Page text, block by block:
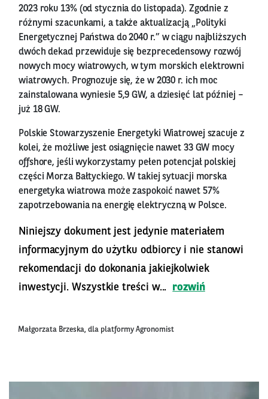
2023 roku 13% (od stycznia do listopada). Zgodnie z
różnymi szacunkami, a także aktualizacją „Polityki
Energetycznej Państwa do 2040 r.” w ciągu najbliższych
dwóch dekad przewiduje się bezprecedensowy rozwój
nowych mocy wiatrowych, w tym morskich elektrowni
wiatrowych. Prognozuje się, że w 2030 r. ich moc
zainstalowana wyniesie 5,9 GW, a dziesięć lat później –
już 18 GW.
Polskie Stowarzyszenie Energetyki Wiatrowej szacuje z
kolei, że możliwe jest osiągnięcie nawet 33 GW mocy
offshore, jeśli wykorzystamy pełen potencjał polskiej
części Morza Bałtyckiego. W takiej sytuacji morska
energetyka wiatrowa może zaspokoić nawet 57%
zapotrzebowania na energię elektryczną w Polsce.
Niniejszy dokument jest jedynie materiałem
informacyjnym do użytku odbiorcy i nie stanowi
rekomendacji do dokonania jakiejkolwiek
inwestycji. Wszystkie treści w...
rozwiń
Małgorzata Brzeska, dla platformy Agronomist